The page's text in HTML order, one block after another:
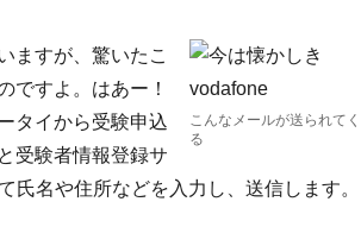
こんなメールが送られてく
る
ますが、驚いたこ
ですよ。はあー！
タイから受験申込
受験者情報登録サ
名や住所などを入力し、送信します。